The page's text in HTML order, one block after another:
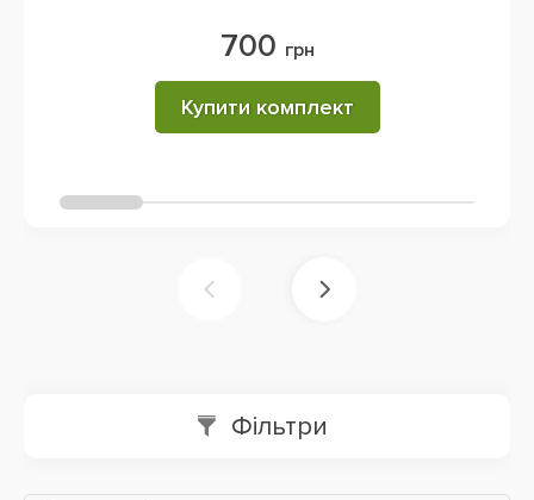
700 грн
Купити комплект
Фільтри